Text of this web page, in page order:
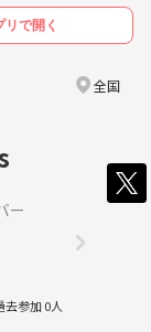
リで開く
全国
ー
去参加 0人